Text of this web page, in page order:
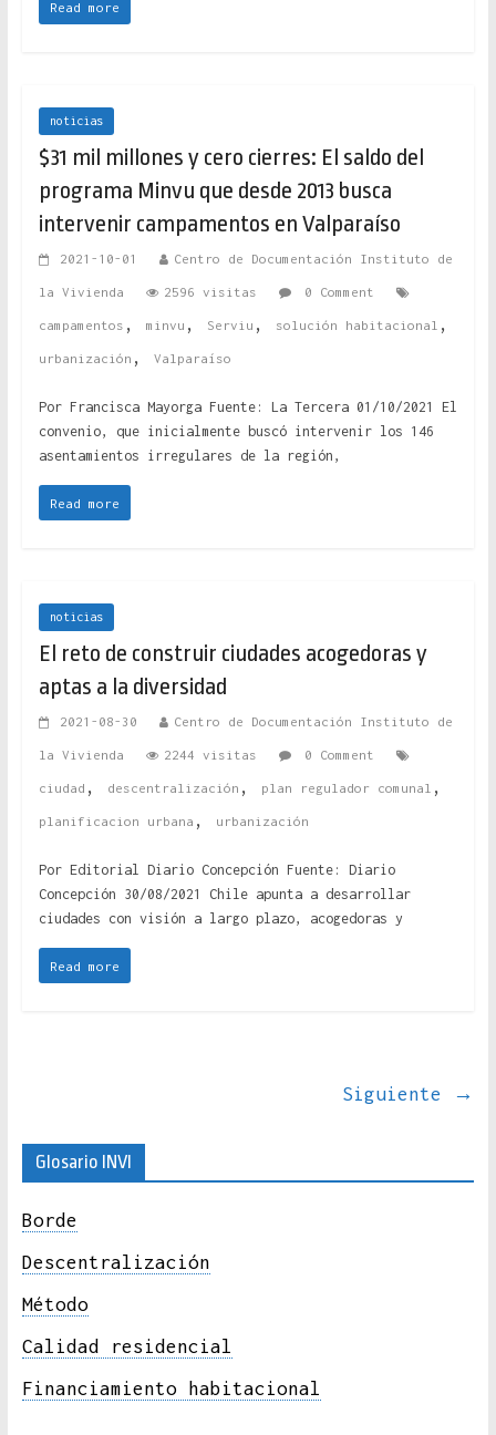
Read more
noticias
$31 mil millones y cero cierres: El saldo del
programa Minvu que desde 2013 busca
intervenir campamentos en Valparaíso
2021-10-01 Centro de Documentación Instituto de
la Vivienda 2596 visitas 0 Comment
campamentos , minvu , Serviu , solución habitacional ,
urbanización , Valparaíso
Por Francisca Mayorga Fuente: La Tercera 01/10/2021 El
convenio, que inicialmente buscó intervenir los 146
asentamientos irregulares de la región,
Read more
noticias
El reto de construir ciudades acogedoras y
aptas a la diversidad
2021-08-30 Centro de Documentación Instituto de
la Vivienda 2244 visitas 0 Comment
ciudad , descentralización , plan regulador comunal ,
planificacion urbana , urbanización
Por Editorial Diario Concepción Fuente: Diario
Concepción 30/08/2021 Chile apunta a desarrollar
ciudades con visión a largo plazo, acogedoras y
Read more
Siguiente →
Glosario INVI
Borde
Descentralización
Método
Calidad residencial
Financiamiento habitacional